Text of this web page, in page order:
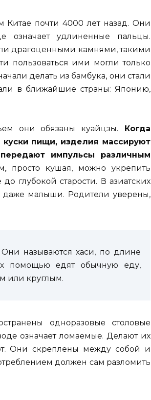
почти 4000 лет назад. Они
означает удлиненные пальцы.
драгоценными камнями, такими
пользоваться ими могли только
делать из бамбука, они стали
в ближайшие страны: Японию,
они обязаны куайцзы. Когда
пищи, изделия массируют
импульсы различным
просто кушая, можно укрепить
глубокой старости. В азиатских
даже малыши. Родители уверены,
называются хаси, по длине
помощью едят обычную еду,
или круглым.
одноразовые столовые
означает ломаемые. Делают их
Они скреплены между собой и
должен сам разломить